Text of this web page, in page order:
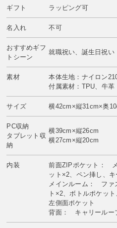
ギフト ラッピング可
名入れ 不可
おすすめギフ
トシーン
就職祝い、誕生日祝い
素材
本体生地：ナイロン
付属素材：TPU、牛革
サイズ 横42cm×縦31cm×奥
PC収納
タブレット収
納
横39cm×縦26cm
横27cm×縦20cm
内装
前面ZIPポケット：
ット×2、ペン挿し、
メインルーム： ファ
ト×2、ボトルポケッ
左側面ポケット
背面： キャリールー